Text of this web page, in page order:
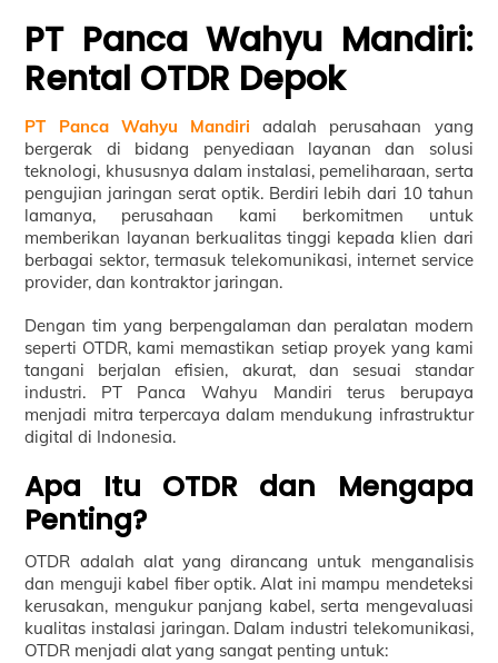
PT Panca Wahyu Mandiri:
Rental OTDR Depok
PT Panca Wahyu Mandiri adalah perusahaan yang
bergerak di bidang penyediaan layanan dan solusi
teknologi, khususnya dalam instalasi, pemeliharaan, serta
pengujian jaringan serat optik. Berdiri lebih dari 10 tahun
lamanya, perusahaan kami berkomitmen untuk
memberikan layanan berkualitas tinggi kepada klien dari
berbagai sektor, termasuk telekomunikasi, internet service
provider, dan kontraktor jaringan.
Dengan tim yang berpengalaman dan peralatan modern
seperti OTDR, kami memastikan setiap proyek yang kami
tangani berjalan efisien, akurat, dan sesuai standar
industri. PT Panca Wahyu Mandiri terus berupaya
menjadi mitra terpercaya dalam mendukung infrastruktur
digital di Indonesia.
Apa Itu OTDR dan Mengapa
Penting?
OTDR adalah alat yang dirancang untuk menganalisis
dan menguji kabel fiber optik. Alat ini mampu mendeteksi
kerusakan, mengukur panjang kabel, serta mengevaluasi
kualitas instalasi jaringan. Dalam industri telekomunikasi,
OTDR menjadi alat yang sangat penting untuk: